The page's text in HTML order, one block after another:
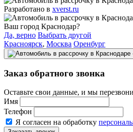
Разработано в xverst.ru
Ваш город Краснодар?
Да, верно Выбрать другой
Красноярск, Москва Оренбург
Заказ обратного звонка
Оставьте свои данные, и мы
Имя
Телефон
Я согласен на обработку